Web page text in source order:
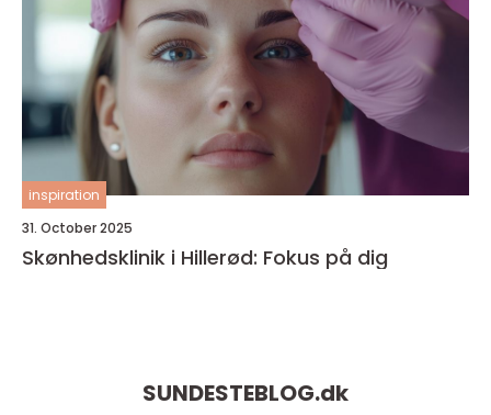
inspiration
31. October 2025
Skønhedsklinik i Hillerød: Fokus på dig
SUNDESTEBLOG.dk